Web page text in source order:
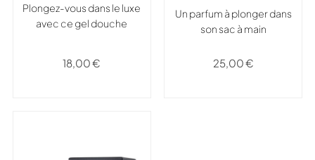
Plongez-vous dans le luxe
avec ce gel douche
18,00€
Un parfum à plonger dans
son sac à main
25,00€